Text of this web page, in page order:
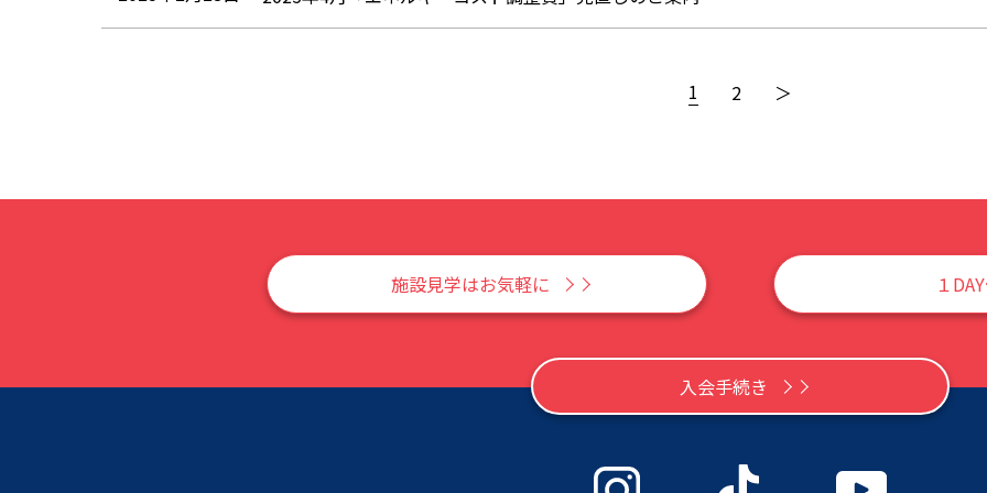
1 2 ＞
施設見学はお気軽に １
入会手続き